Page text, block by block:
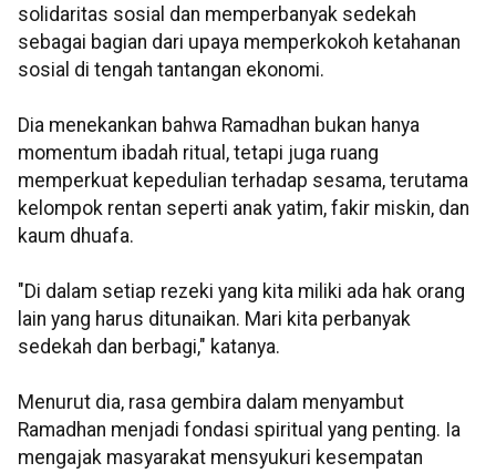
solidaritas sosial dan memperbanyak sedekah
sebagai bagian dari upaya memperkokoh ketahanan
sosial di tengah tantangan ekonomi.
Dia menekankan bahwa Ramadhan bukan hanya
momentum ibadah ritual, tetapi juga ruang
memperkuat kepedulian terhadap sesama, terutama
kelompok rentan seperti anak yatim, fakir miskin, dan
kaum dhuafa.
"Di dalam setiap rezeki yang kita miliki ada hak orang
lain yang harus ditunaikan. Mari kita perbanyak
sedekah dan berbagi," katanya.
Menurut dia, rasa gembira dalam menyambut
Ramadhan menjadi fondasi spiritual yang penting. Ia
mengajak masyarakat mensyukuri kesempatan